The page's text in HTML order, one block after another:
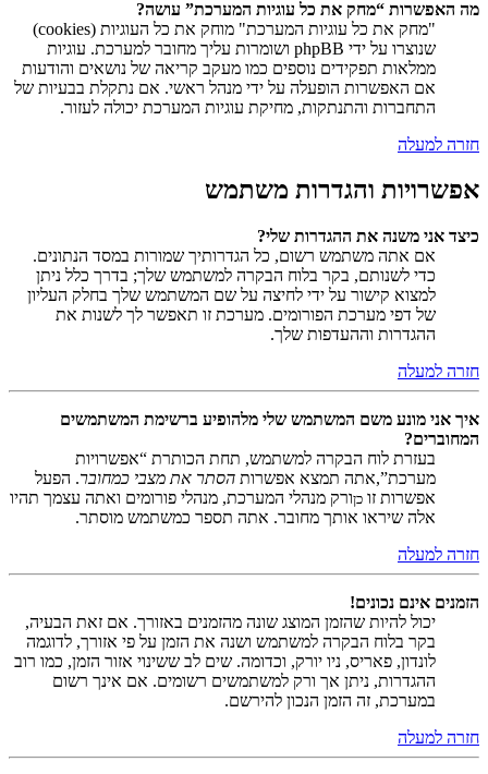
מה האפשרות “מחק את כל עוגיות המערכת” עושה?
"מחק את כל עוגיות המערכת" מוחק את כל העוגיות (cookies)
שנוצרו על ידי phpBB ושומרות עליך מחובר למערכת. עוגיות
ממלאות תפקידים נוספים כמו מעקב קריאה של נושאים והודעות
אם האפשרות הופעלה על ידי מנהל ראשי. אם נתקלת בבעיות של
התחברות והתנתקות, מחיקת עוגיות המערכת יכולה לעזור.
חזרה למעלה
אפשרויות והגדרות משתמש
כיצד אני משנה את ההגדרות שלי?
אם אתה משתמש רשום, כל הגדרותיך שמורות במסד הנתונים.
כדי לשנותם, בקר בלוח הבקרה למשתמש שלך; בדרך כלל ניתן
למצוא קישור על ידי לחיצה על שם המשתמש שלך בחלק העליון
של דפי מערכת הפורומים. מערכת זו תאפשר לך לשנות את
ההגדרות וההעדפות שלך.
חזרה למעלה
איך אני מונע משם המשתמש שלי מלהופיע ברשימת המשתמשים
המחוברים?
בעזרת לוח הבקרה למשתמש, תחת הכותרת “אפשרויות
מערכת”,אתה תמצא אפשרות הסתר את מצבי כמחובר. הפעל
אפשרות זו כןורק מנהלי המערכת, מנהלי פורומים ואתה עצמך תהיו
אלה שיראו אותך מחובר. אתה תספר כמשתמש מוסתר.
חזרה למעלה
הזמנים אינם נכונים!
יכול להיות שהזמן המוצג שונה מהזמנים באזורך. אם זאת הבעיה,
בקר בלוח הבקרה למשתמש ושנה את הזמן על פי אזורך, לדוגמה
לונדון, פאריס, ניו יורק, וכדומה. שים לב ששינוי אזור הזמן, כמו רוב
ההגדרות, ניתן אך ורק למשתמשים רשומים. אם אינך רשום
במערכת, זה הזמן הנכון להירשם.
חזרה למעלה